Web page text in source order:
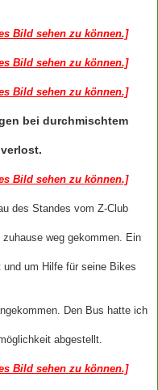
Bild sehen zu können.]
Bild sehen zu können.]
Bild sehen zu können.]
bei durchmischtem
Bild sehen zu können.]
des Standes vom Z-Club
weg gekommen. Ein
um Hilfe für seine Bikes
Den Bus hatte ich
abgestellt.
Bild sehen zu können.]